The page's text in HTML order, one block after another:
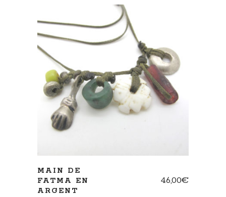
AJOUTER AU PANIER
MAIN DE
FATMA EN
ARGENT
46,00€